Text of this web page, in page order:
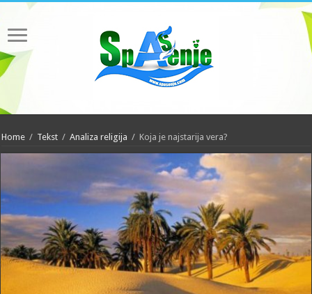
Home / Tekst / Analiza religija / Koja je najstarija vera?